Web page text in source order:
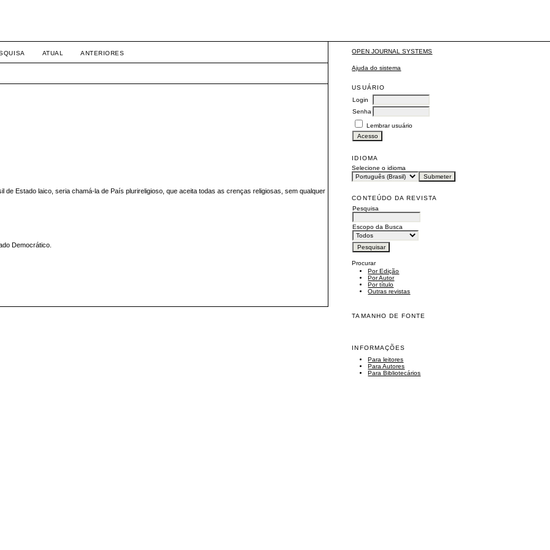
OPEN JOURNAL SYSTEMS
Ajuda do sistema
USUÁRIO
Login
Senha
Lembrar usuário
IDIOMA
Selecione o idioma
CONTEÚDO DA REVISTA
Pesquisa
Escopo da Busca
Procurar
Por Edição
Por Autor
Por título
Outras revistas
TAMANHO DE FONTE
INFORMAÇÕES
Para leitores
Para Autores
Para Bibliotecários
ATUAL ANTERIORES
de Estado laico, seria chamá-la de País plurireligioso, que aceita todas as crenças religiosas, sem qualquer
Democrático.